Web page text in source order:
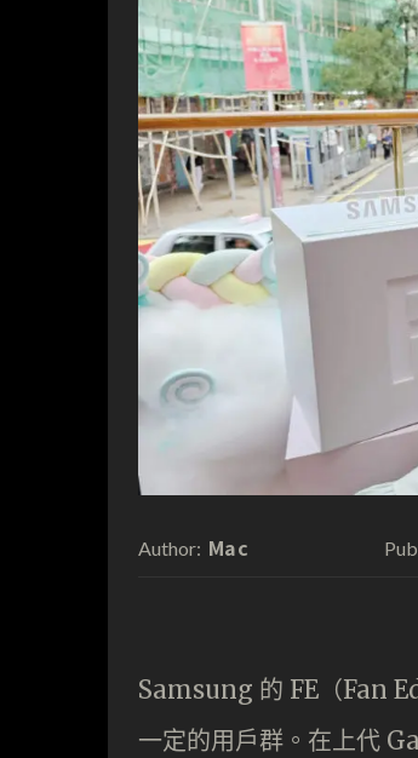
Author: Mac
Samsung 的 FE（Fan
一定的用戶群。在上代